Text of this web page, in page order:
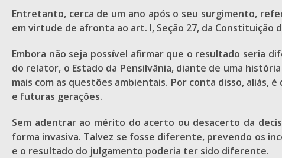
Entretanto, cerca de um ano após o seu surgimento,
em virtude de afronta ao art. I, Seção 27, da
Embora não seja possível afirmar que o resultado seria
do relator, o Estado da Pensilvânia, diante de uma
mais com as questões ambientais. Por conta disso, aliás,
e futuras gerações.
Sem adentrar ao mérito do acerto ou desacerto da
forma invasiva. Talvez se fosse diferente, prevendo os
e o resultado do julgamento poderia ter sido diferente.